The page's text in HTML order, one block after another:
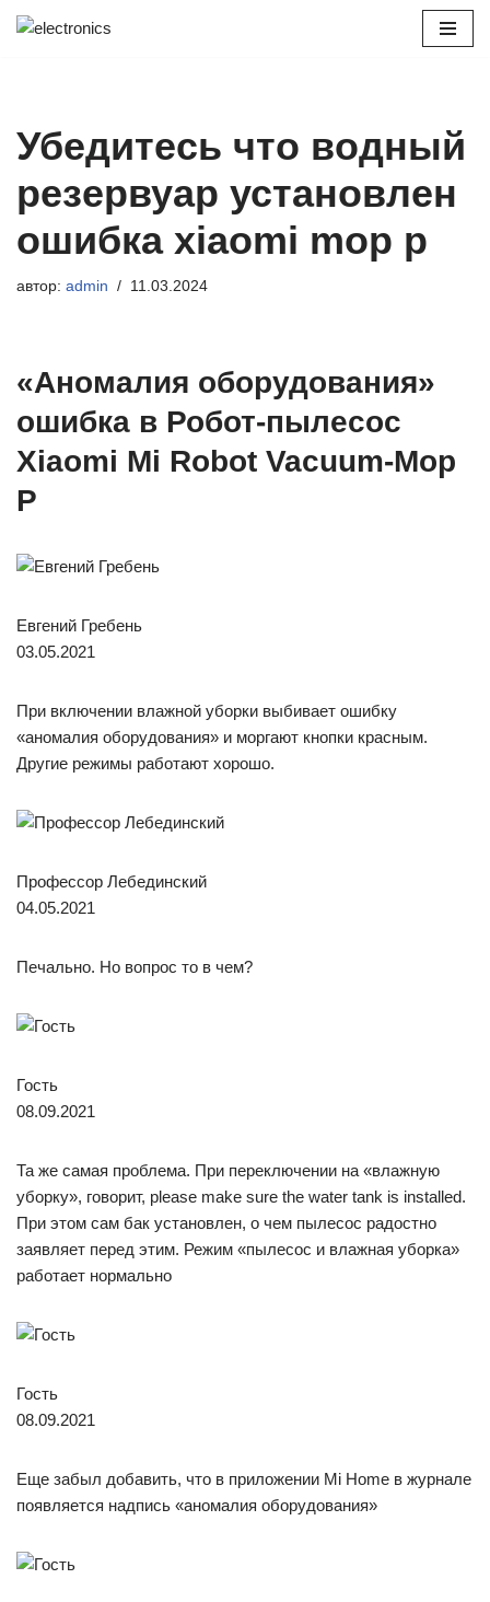
Убедитесь что водный
резервуар установлен
ошибка xiaomi mop p
автор: admin 11.03.2024
«Аномалия оборудования»
ошибка в Робот-пылесос
Xiaomi Mi Robot Vacuum-Mop
P
Евгений Гребень
03.05.2021
При включении влажной уборки выбивает ошибку
«аномалия оборудования» и моргают кнопки красным.
Другие режимы работают хорошо.
Профессор Лебединский
04.05.2021
Печально. Но вопрос то в чем?
Гость
08.09.2021
Та же самая проблема. При переключении на «влажную
уборку», говорит, please make sure the water tank is installed.
При этом сам бак установлен, о чем пылесос радостно
заявляет перед этим. Режим «пылесос и влажная уборка»
работает нормально
Гость
08.09.2021
Еще забыл добавить, что в приложении Mi Home в журнале
появляется надпись «аномалия оборудования»